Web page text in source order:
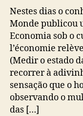
Nestes dias o
Monde publicou
Economia sob o
l’économie
(Medir o estado
recorrer à
sensação que o
observando o
das […]